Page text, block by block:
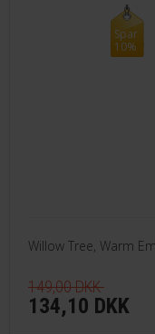
Spar
10%
Willow Tree, Warm
149,00 DKK
134,10 DKK